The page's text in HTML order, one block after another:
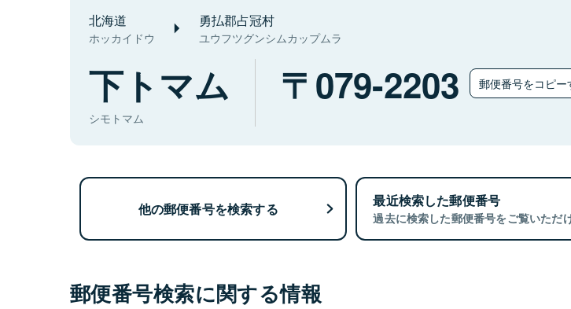
北海道
ホッカイドウ
勇払郡占冠村
ユウフツグンシムカップムラ
下トマム
シモトマム
079-2203 郵便番号をコピー
他の郵便番号を検索する 最近検索した郵便番号
過去に検索した郵便番号をご覧いただけ
郵便番号検索に関する情報